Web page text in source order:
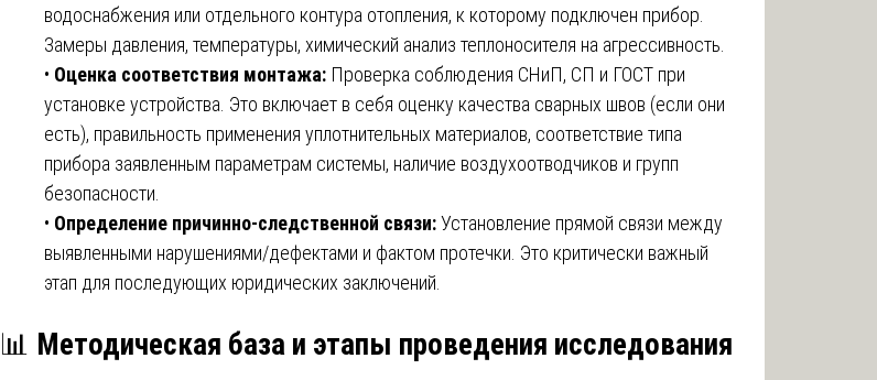
водоснабжения или отдельного контура отопления, к которому подключен прибор.
Замеры давления, температуры, химический анализ теплоносителя на агрессивность.
• Оценка соответствия монтажа: Проверка соблюдения СНиП, СП и ГОСТ при
установке устройства. Это включает в себя оценку качества сварных швов (если они
есть), правильность применения уплотнительных материалов, соответствие типа
прибора заявленным параметрам системы, наличие воздухоотводчиков и групп
безопасности.
• Определение причинно-следственной связи:Установление прямой связи между
выявленными нарушениями/дефектами и фактом протечки. Это критически важный
этап для последующих юридических заключений.
📊 Методическая база и этапы проведения исследования